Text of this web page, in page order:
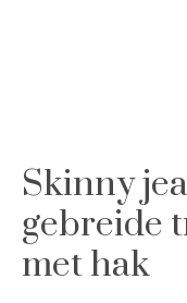
Skinny
gebreide
met hak